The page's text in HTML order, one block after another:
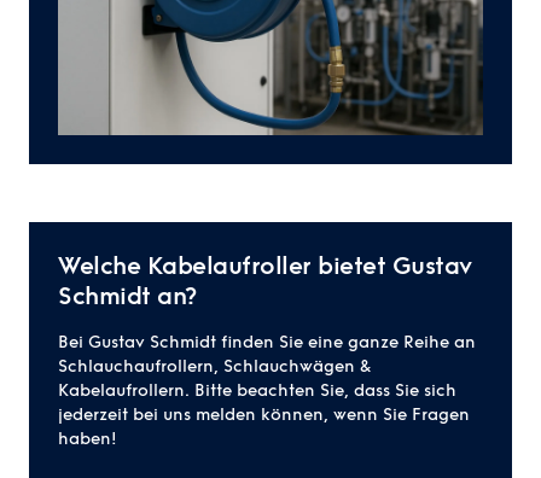
Welche Kabelaufroller bietet Gustav
Schmidt an?
Bei Gustav Schmidt finden Sie eine ganze Reihe an
Schlauchaufrollern, Schlauchwägen &
Kabelaufrollern. Bitte beachten Sie, dass Sie sich
jederzeit bei uns melden können, wenn Sie Fragen
haben!